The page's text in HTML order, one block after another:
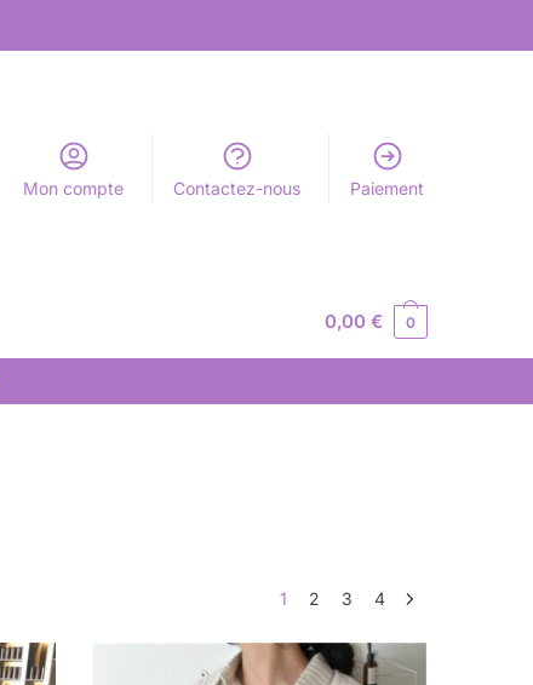
Mon compte Contactez-nous Paiement
0,00€ 0
1 2 3 4